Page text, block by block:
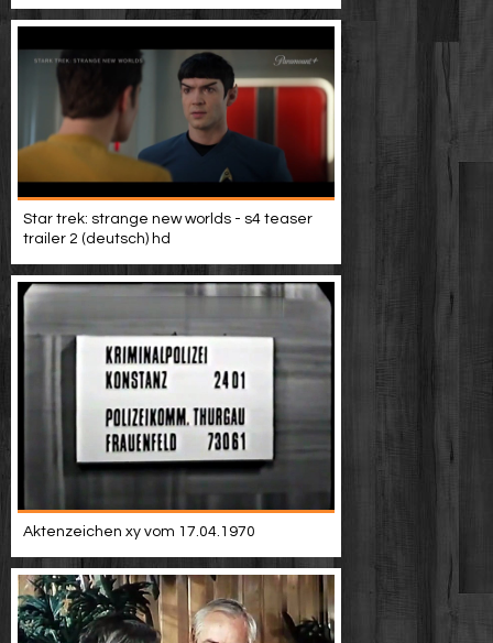
Star trek: strange new worlds - s4 teaser
trailer 2 (deutsch) hd
Aktenzeichen xy vom 17.04.1970